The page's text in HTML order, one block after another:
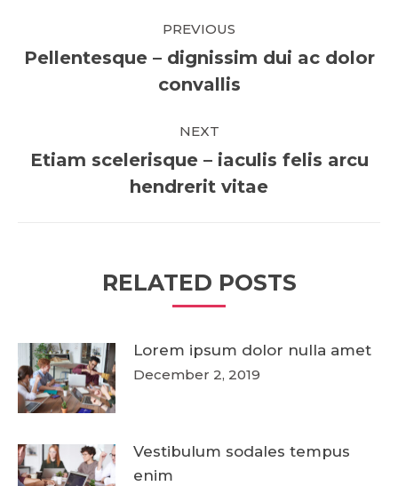
NAVIGATION
PREVIOUS
Previous
post:
Pellentesque – dignissim dui ac dolor
convallis
NEXT
Next
post:
Etiam scelerisque – iaculis felis arcu
hendrerit vitae
RELATED POSTS
Lorem ipsum dolor nulla amet
December 2, 2019
Vestibulum sodales tempus
enim